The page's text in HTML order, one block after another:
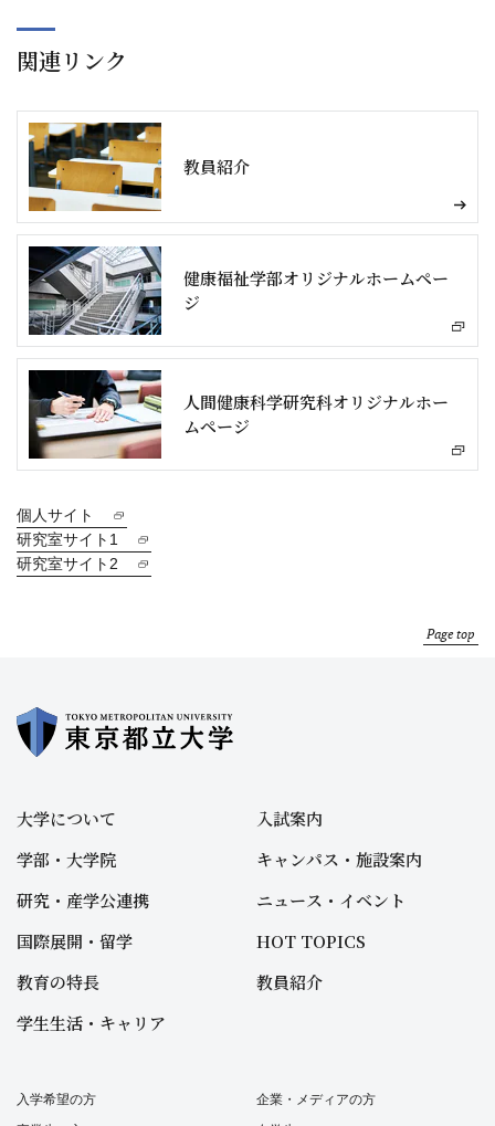
関連リンク
教員紹介
健康福祉学部オリジナルホームペー
ジ
人間健康科学研究科オリジナルホー
ムページ
個人サイト
研究室サイト1
研究室サイト2
Page top
大学について
学部・大学院
研究・産学公連携
国際展開・留学
教育の特長
学生生活・キャリア
入試案内
キャンパス・施設案内
ニュース・イベント
HOT TOPICS
教員紹介
入学希望の方
企業・メディアの方